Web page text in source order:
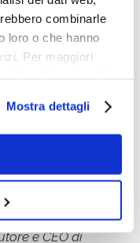
combinarle
loro o che hanno
Per maggiori
Mostra dettagli
Forse sarà
limitata e intensa,
— per
che si
e CEO di